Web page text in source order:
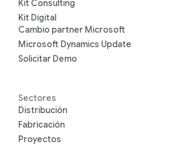
Kit Consulting
Kit Digital
Cambio partner Microsoft
Microsoft Dynamics Update
Solicitar Demo
Sectores
Distribución
Fabricación
Proyectos